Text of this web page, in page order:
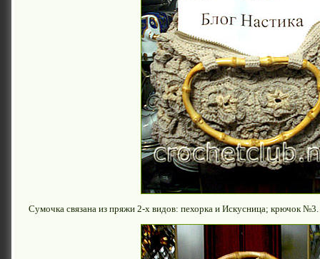
Cумочка связана из пряжи 2-х видов: пехорка и Искусница; крючок №3.